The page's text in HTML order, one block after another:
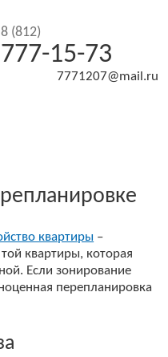
8 (812)
777-15-73
7771207@mail.ru
квартиры –
квартиры, которая
Если зонирование
перепланировка